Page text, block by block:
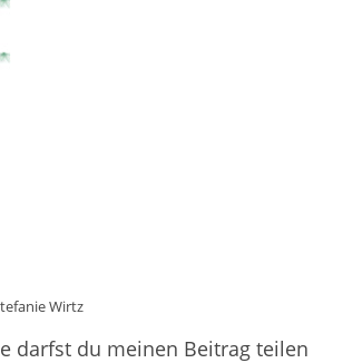
Wirtz
darfst du meinen Beitrag teilen